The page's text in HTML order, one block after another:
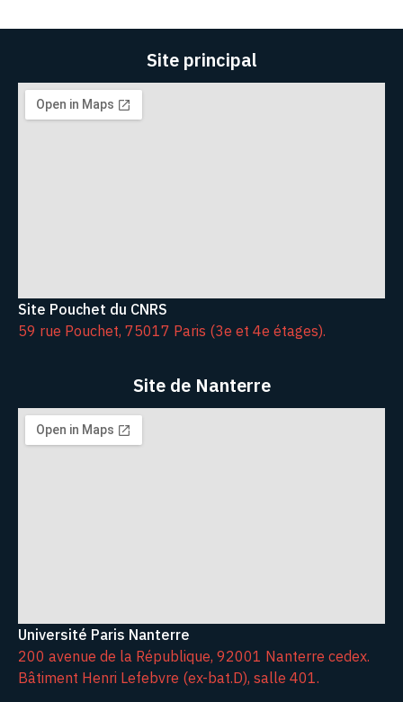
Site principal
Site Pouchet du CNRS
59 rue Pouchet, 75017 Paris (3e et 4e étages).
Site de Nanterre
Université Paris Nanterre
200 avenue de la République, 92001 Nanterre cedex.
Bâtiment Henri Lefebvre (ex-bat.D), salle 401.